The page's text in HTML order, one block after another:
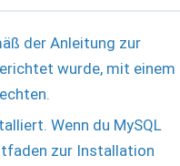
der Anleitung zur
wurde, mit einem
Wenn du MySQL
zur Installation